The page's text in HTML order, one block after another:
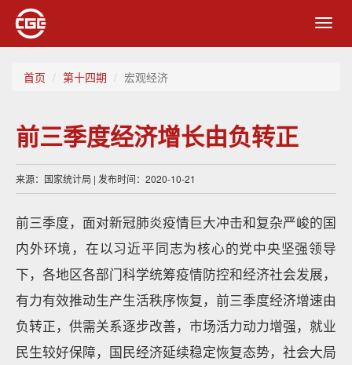
首页 第十四期 宏观经济
前三季度经济增长由负转正
来源：国家统计局 | 发布时间：2020-10-21
前三季度，面对新冠肺炎疫情巨大冲击和复杂严峻的国
内外环境，在以习近平同志为核心的党中央坚强领导
下，各地区各部门科学统筹疫情防控和经济社会发展，
有力有效推动生产生活秩序恢复，前三季度经济增速由
负转正，供需关系逐步改善，市场活力动力增强，就业
民生较好保障，国民经济延续稳定恢复态势，社会大局